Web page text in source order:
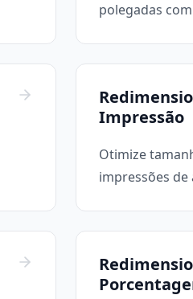
polegadas
Impressão
Otimize
impressões de